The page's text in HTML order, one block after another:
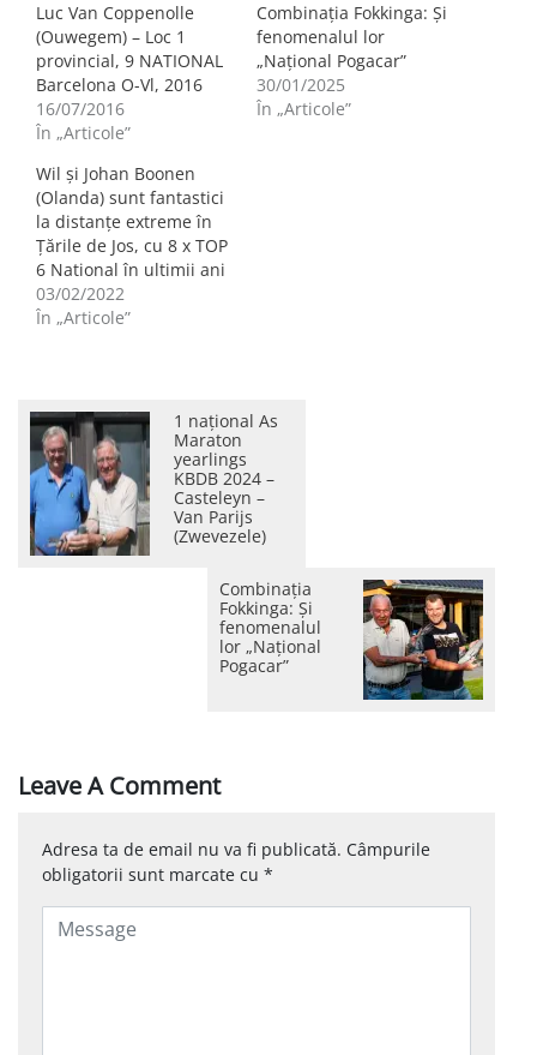
Luc Van Coppenolle
(Ouwegem) – Loc 1
provincial, 9 NATIONAL
Barcelona O-Vl, 2016
16/07/2016
În „Articole”
Combinația Fokkinga: Și
fenomenalul lor
„Național Pogacar”
30/01/2025
În „Articole”
Wil și Johan Boonen
(Olanda) sunt fantastici
la distanțe extreme în
Țările de Jos, cu 8 x TOP
6 National în ultimii ani
03/02/2022
În „Articole”
1 național As
Maraton
yearlings
KBDB 2024 –
Casteleyn –
Van Parijs
(Zwevezele)
Combinația
Fokkinga: Și
fenomenalul
lor „Național
Pogacar”
Leave A Comment
Adresa ta de email nu va fi publicată. Câmpurile
obligatorii sunt marcate cu *